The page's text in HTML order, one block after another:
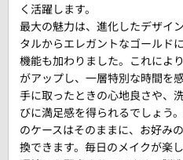
く活躍します。
最大の魅力は、進化したデザイ
タルからエレガントなゴールド
機能も加わりました。これによ
がアップし、一層特別な時間を
手に取ったときの心地良さや、
びに満足感を得られるでしょう
のケースはそのままに、お好み
換できます。毎日のメイクが楽